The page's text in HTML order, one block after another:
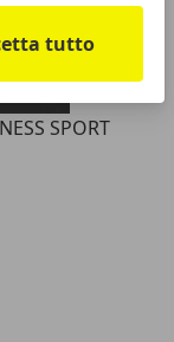
tutto
SPORT